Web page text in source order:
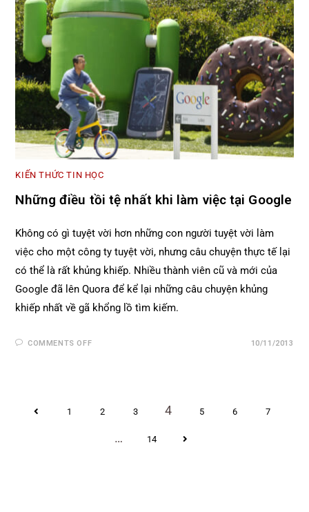
KIẾN THỨC TIN HỌC
Những điều tồi tệ nhất khi làm việc tại Google
Không có gì tuyệt vời hơn những con người tuyệt vời làm
việc cho một công ty tuyệt vời, nhưng câu chuyện thực tế lại
có thể là rất khủng khiếp. Nhiều thành viên cũ và mới của
Google đã lên Quora để kể lại những câu chuyện khủng
khiếp nhất về gã khổng lồ tìm kiếm.
COMMENTS OFF 10/11/2013
1 2 3 4 5 6 7
… 14